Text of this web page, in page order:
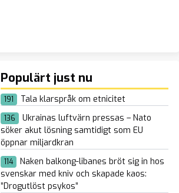
Populärt just nu
191 Tala klarspråk om etnicitet
136
Ukrainas luftvärn pressas – Nato
söker akut lösning samtidigt som EU
öppnar miljardkran
114
Naken balkong-libanes bröt sig in hos
svenskar med kniv och skapade kaos:
”Drogutlöst psykos”